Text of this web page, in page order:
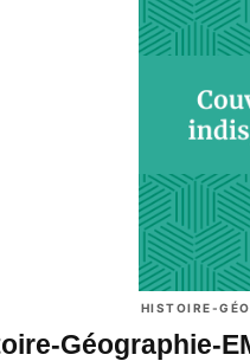
HISTOIRE-
Géographie-